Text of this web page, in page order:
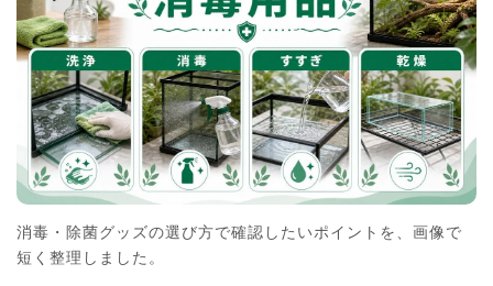
消毒・除菌グッズの選び方で確認したいポイントを、画像で
短く整理しました。